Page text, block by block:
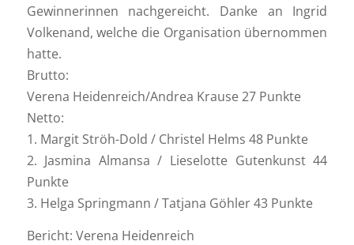
Gewinnerinnen nachgereicht. Danke an Ingrid
Volkenand, welche die Organisation übernommen
hatte.
Brutto:
Verena Heidenreich/Andrea Krause 27 Punkte
Netto:
1. Margit Ströh-Dold / Christel Helms 48 Punkte
2. Jasmina Almansa / Lieselotte Gutenkunst 44
Punkte
3. Helga Springmann / Tatjana Göhler 43 Punkte
Bericht: Verena Heidenreich